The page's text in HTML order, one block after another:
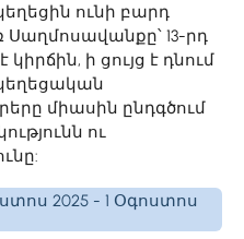
ունի բարդ
Սաղմոսավանքը՝ 13-րդ
ի ցույց է դնում
միասին ընդգծում
ու
2025 - 1 Օգոստոս